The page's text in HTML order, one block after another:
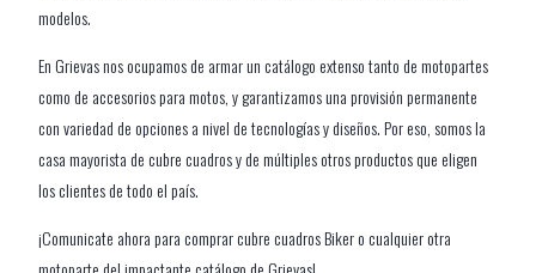
modelos.
En Grievas nos ocupamos de armar un catálogo extenso tanto de motopartes
como de accesorios para motos, y garantizamos una provisión permanente
con variedad de opciones a nivel de tecnologías y diseños. Por eso, somos la
casa mayorista de cubre cuadros y de múltiples otros productos que eligen
los clientes de todo el país.
¡Comunicate ahora para comprar cubre cuadros Biker o cualquier otra